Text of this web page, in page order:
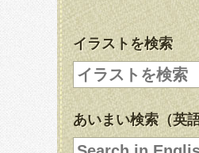
イラストを検索
あいまい検索（英